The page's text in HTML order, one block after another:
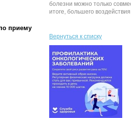
приему
болезни можно только
итоге, большего
Вернуться к списку